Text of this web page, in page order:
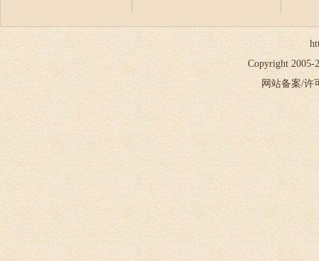
Copyright 2005-
网站备案/许